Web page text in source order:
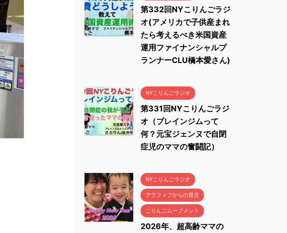
第332回NYこりんごラジ
オ(アメリカで子供産まれ
たら考えるべき米国資産
運用ファイナンシャルプ
ランナーCLU橋本愛さん)
NYこりんごラジオ
第331回NYこりんごラジ
オ（ブレインジムって
何？元宝ジェンヌで自閉
症児のママの奮闘記）
NYこりんごラジオ
アラフィフからの育児
こりんごムーブメント
2026年、超高齢ママの